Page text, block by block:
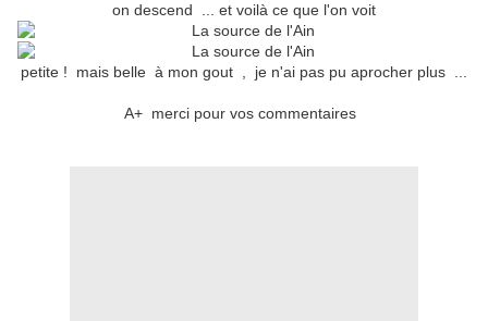
on descend ... et voilà ce que l'on voit
petite ! mais belle à mon gout , je n'ai pas pu aprocher plus ...
A+ merci pour vos commentaires